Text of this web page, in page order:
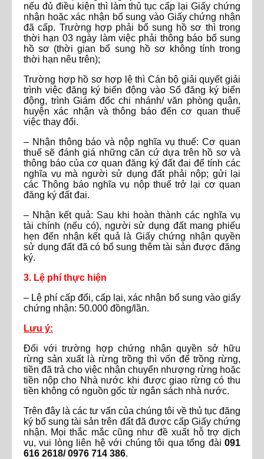
nếu đủ điều kiện thì làm thủ tục cấp lại Giấy chứng
nhận hoặc xác nhận bổ sung vào Giấy chứng nhận
đã cấp. Trường hợp phải bổ sung hồ sơ thì trong
thời hạn 03 ngày làm việc phải thông báo bổ sung
hồ sơ (thời gian bổ sung hồ sơ không tính trong
thời hạn nêu trên);
Trường hợp hồ sơ hợp lệ thì Cán bộ giải quyết giải
trình việc đăng ký biến động vào Sổ đăng ký biến
động, trình Giám đốc chi nhánh/ văn phòng quận,
huyện xác nhận và thông báo đến cơ quan thuế
việc thay đổi.
– Nhận thông báo và nộp nghĩa vụ thuế: Cơ quan
thuế sẽ đánh giá những căn cứ dựa trên hồ sơ và
thông báo của cơ quan đăng ký đất đai để tính các
nghĩa vụ mà người sử dụng đất phải nộp; gửi lại
các Thông báo nghĩa vụ nộp thuế trở lại cơ quan
đăng ký đất đai.
– Nhận kết quả: Sau khi hoàn thành các nghĩa vụ
tài chính (nếu có), người sử dụng đất mang phiếu
hẹn đến nhận kết quả là Giấy chứng nhận quyền
sử dụng đất đã có bổ sung thêm tài sản được đăng
ký.
3. Lệ phí thực hiện
– Lệ phí cấp đổi, cấp lại, xác nhận bổ sung vào giấy
chứng nhận: 50.000 đồng/lần.
Lưu ý:
Đối với trường hợp chứng nhận quyền sở hữu
rừng sản xuất là rừng trồng thì vốn để trồng rừng,
tiền đã trả cho việc nhận chuyển nhượng rừng hoặc
tiền nộp cho Nhà nước khi được giao rừng có thu
tiền không có nguồn gốc từ ngân sách nhà nước.
Trên đây là các tư vấn của chúng tôi về thủ tục đăng
ký bổ sung tài sản trên đất đã được cấp Giấy chứng
nhận. Mọi thắc mắc cũng như đề xuất hỗ trợ dịch
vụ, vui lòng liên hệ với chúng tôi qua tổng đài 091
616 2618/ 0976 714 386.